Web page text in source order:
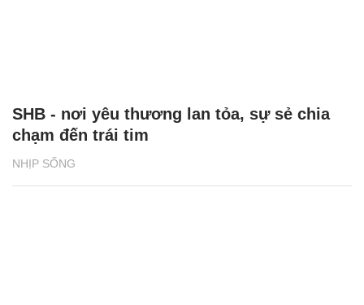
NHỊP SỐNG
SHB - nơi yêu thương lan tỏa, sự sẻ chia
chạm đến trái tim